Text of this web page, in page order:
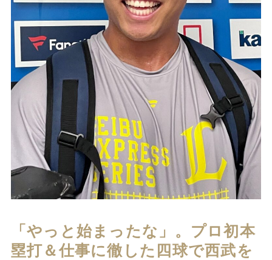
「やっと始まったな」。プロ初本
塁打＆仕事に徹した四球で西武を